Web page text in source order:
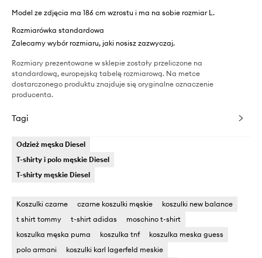
Model ze zdjęcia ma 186 cm wzrostu i ma na sobie rozmiar L.
Rozmiarówka standardowa
Zalecamy wybór rozmiaru, jaki nosisz zazwyczaj.
Rozmiary prezentowane w sklepie zostały przeliczone na
standardową, europejską tabelę rozmiarową. Na metce
dostarczonego produktu znajduje się oryginalne oznaczenie
producenta.
Tagi
Odzież męska Diesel
T-shirty i polo męskie Diesel
T-shirty męskie Diesel
Koszulki czarne czarne koszulki męskie
koszulki new balance
t shirt tommy
t-shirt adidas
moschino t-shirt
koszulka męska puma
koszulka tnf
koszulka meska guess
polo armani
koszulki karl lagerfeld meskie